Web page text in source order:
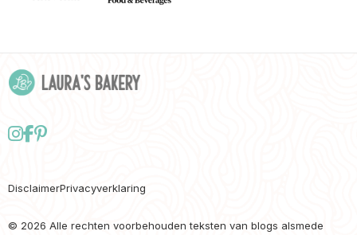
Follow
on
Delen
Facebook
Pinterest
DisclaimerPrivacyverklaring
© 2026 Alle rechten voorbehouden teksten van blogs alsmede